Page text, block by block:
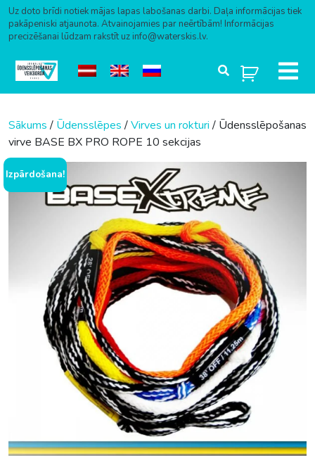
Uz doto brīdi notiek mājas lapas labošanas darbi. Daļa informācijas tiek
pakāpeniski atjaunota. Atvainojamies par neērtībām! Informācijas
precizēšanai lūdzam rakstīt uz info@waterskis.lv.
Sākums/ Ūdensslēpes/Virves un rokturi/ Ūdensslēpošanas
virve BASE BX PRO ROPE 10 sekcijas
Izpārdošana!